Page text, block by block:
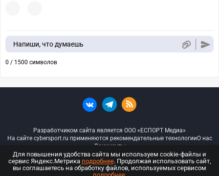
Напиши, что думаешь
0 / 1500 символов
Разработчиком сайта является ООО «ЕСПОРТ Медиа»
На сайте cybersport.ru применяются рекомендательные технологииО нас
Документы
© ООО «Киберспорт.ру» — Все права защищены
Для повышения удобства сайта мы используем cookie-файлы и
сервис Яндекс.Метрика подробнее. Продолжая использовать сайт,
вы соглашаетесь на обработку файлов, используемых сервисом